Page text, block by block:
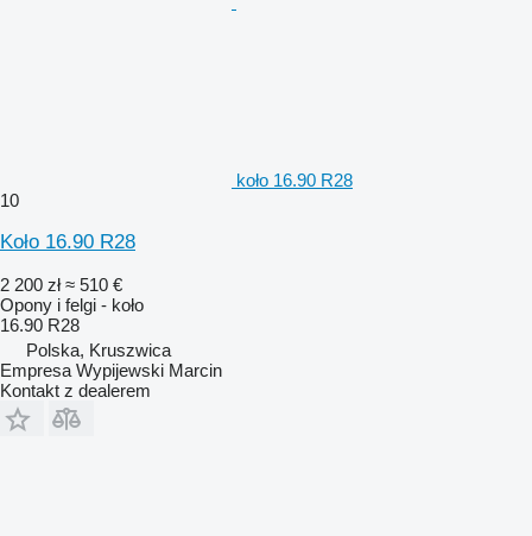
koło 16.90 R28
10
Koło 16.90 R28
2 200 zł ≈ 510 €
Opony i felgi - koło
16.90 R28
Polska, Kruszwica
Empresa Wypijewski Marcin
Kontakt z dealerem